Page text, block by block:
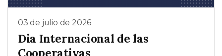
03 de julio de 2026
Dia Internacional de las
Cooperativas